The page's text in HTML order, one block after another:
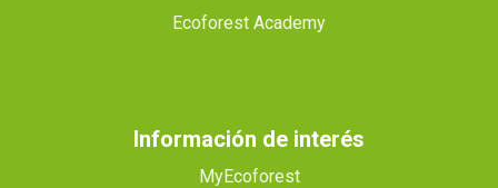
Ecoforest Academy
Información de interés
MyEcoforest